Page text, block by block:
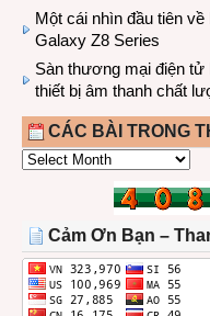
Một cái nhìn đầu tiên
Galaxy Z8 Series
Sàn thương mại điện tử
thiết bị âm thanh chất
CÁC BÀI TRONG
CÁC
THÁNG
Cảm Ơn Bạn –